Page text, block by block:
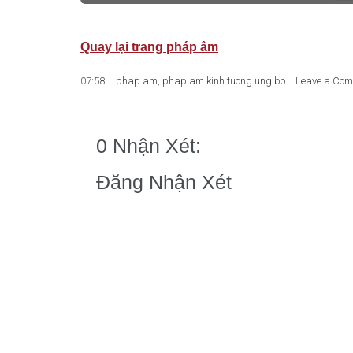
Quay lại trang pháp âm
07:58 phap am, phap am kinh tuong ung bo Leave a
0 Nhận Xét:
Đăng Nhận Xét